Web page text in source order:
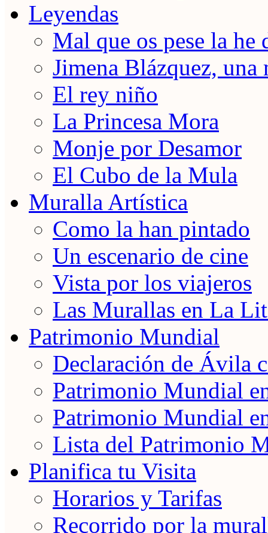
Leyendas
Mal que os pese la he
Jimena Blázquez, una
El rey niño
La Princesa Mora
Monje por Desamor
El Cubo de la Mula
Muralla Artística
Como la han pintado
Un escenario de cine
Vista por los viajeros
Las Murallas en La
Patrimonio Mundial
Declaración de Ávila
Patrimonio Mundial
Patrimonio Mundial
Lista del Patrimonio
Planifica tu Visita
Horarios y Tarifas
Recorrido por la